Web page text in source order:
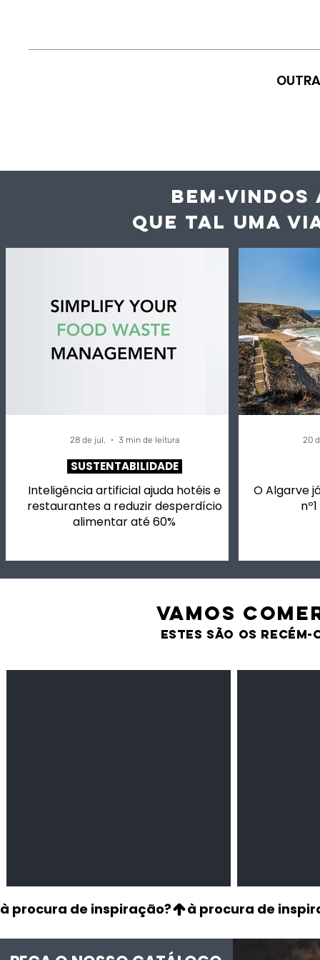
BEM-VINDOS
QUE TAL UMA
Inteligência artificial ajuda hotéis e
restaurantes a reduzir desperdício
alimentar até 60%
SUSTENTABILIDADE
28 de jul. 3 min de leitura
O Algarve
20
VAMOS
estes são os recém-
à procura de inspiração?